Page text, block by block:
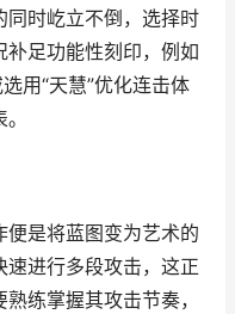
同时屹立不倒，选择时
补足功能性刻印，例如
用“天慧”优化连击体
是将蓝图变为艺术的
进行多段攻击，这正
练掌握其攻击节奏，